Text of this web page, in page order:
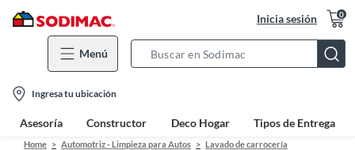
Inicia sesión 0
Menú
Bar
location-
icon
Ingresa tu ubicación
Asesoría Constructor Deco Hogar Tipos de Entrega
Home Automotriz - Limpieza para Autos
Lavado de carrocería